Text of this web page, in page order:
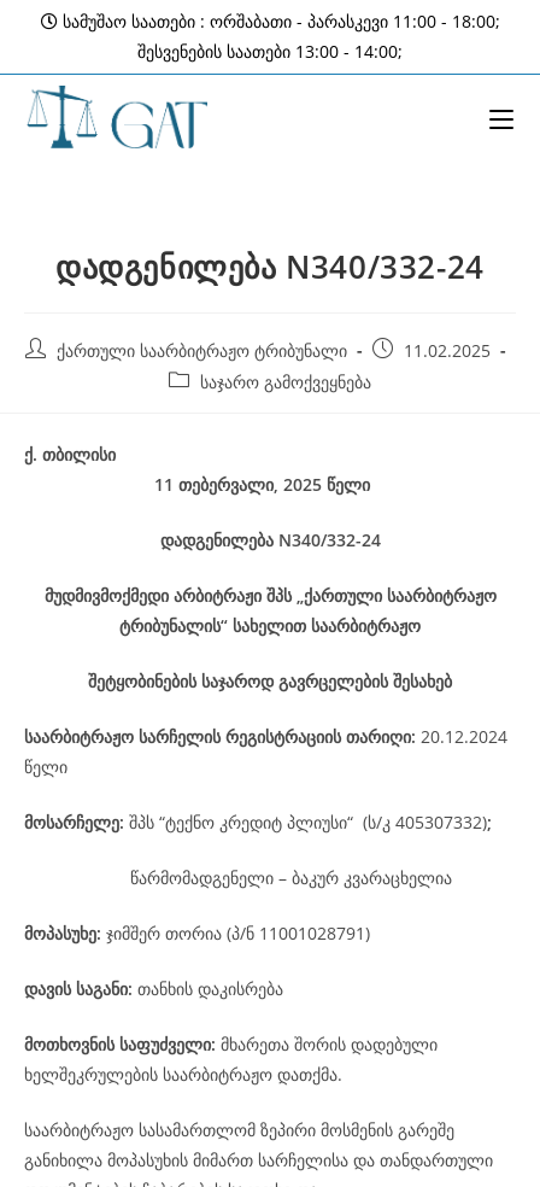
content
სამუშაო საათები : ორშაბათი - პარასკევი 11:00 - 18:00;
შესვენების საათები 13:00 - 14:00;
დადგენილება N340/332-24
Post ქართული საარბიტრაჟო ტრიბუნალი
Post 11.02.2025
Post საჯარო გამოქვეყნება
ქ. თბილისი
11 თებერვალი, 2025 წელი
დადგენილება N340/332-24
მუდმივმოქმედი არბიტრაჟი შპს „ქართული საარბიტრაჟო
ტრიბუნალის“ სახელით საარბიტრაჟო
შეტყობინების საჯაროდ გავრცელების შესახებ
საარბიტრაჟო სარჩელის რეგისტრაციის თარიღი: 20.12.2024
წელი
მოსარჩელე: შპს “ტექნო კრედიტ პლიუსი“ (ს/კ 405307332);
წარმომადგენელი – ბაკურ კვარაცხელია
მოპასუხე: ჯიმშერ თორია (პ/ნ 11001028791)
დავის საგანი: თანხის დაკისრება
მოთხოვნის საფუძველი: მხარეთა შორის დადებული
ხელშეკრულების საარბიტრაჟო დათქმა.
საარბიტრაჟო სასამართლომ ზეპირი მოსმენის გარეშე
განიხილა მოპასუხის მიმართ სარჩელისა და თანდართული